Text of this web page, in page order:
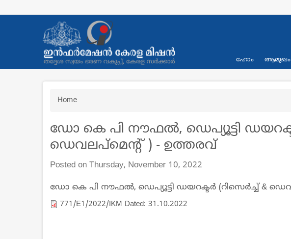
Primary
ഹോം ആമുഖം
Breadcrumb
Home
ഡോ കെ പി നൗഫൽ, ഡെപ്യൂട്ടി
ഡെവലപ്മെന്റ് ) - ഉത്തരവ്
Posted on Thursday, November 10, 2022
ഡോ കെ പി നൗഫൽ, ഡെപ്യൂട്ടി ഡയറക്ടര്‍ (റിസെർച്ച് &
771/E1/2022/IKM Dated: 31.10.2022